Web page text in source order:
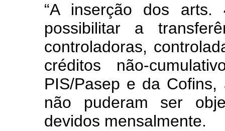
“A inserção dos
possibilitar a
controladoras,
créditos não-
PIS/Pasep e da
não puderam ser
devidos mensalmente.